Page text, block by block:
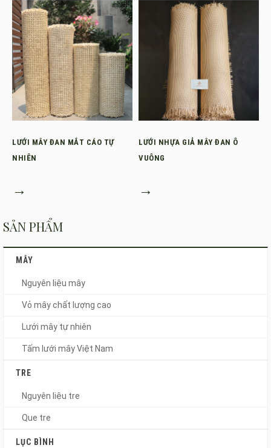
LƯỚI MÂY ĐAN MẮT CÁO TỰ
NHIÊN
→
LƯỚI NHỰA GIẢ MÂY ĐAN Ô
VUÔNG
→
SẢN PHẨM
MÂY
Nguyên liệu mây
Vỏ mây chất lượng cao
Lưới mây tự nhiên
Tấm lưới mây Việt Nam
TRE
Nguyên liệu tre
Que tre
LỤC BÌNH